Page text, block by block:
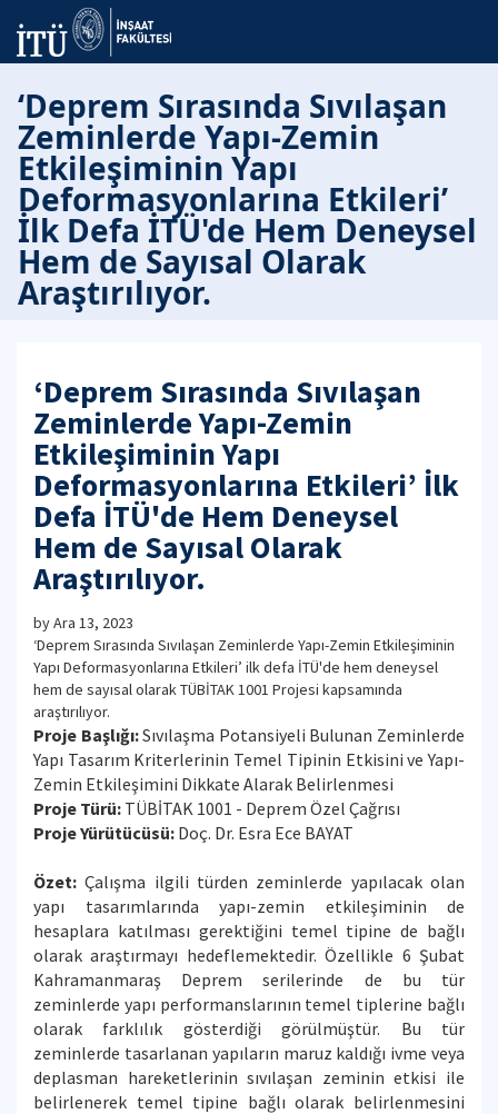
‘Deprem Sırasında Sıvılaşan
Zeminlerde Yapı-Zemin
Etkileşiminin Yapı
Deformasyonlarına Etkileri’
İlk Defa İTÜ'de Hem Deneysel
Hem de Sayısal Olarak
Araştırılıyor.
‘Deprem Sırasında Sıvılaşan
Zeminlerde Yapı-Zemin
Etkileşiminin Yapı
Deformasyonlarına Etkileri’ İlk
Defa İTÜ'de Hem Deneysel
Hem de Sayısal Olarak
Araştırılıyor.
byAra 13, 2023
‘Deprem Sırasında Sıvılaşan Zeminlerde Yapı-Zemin Etkileşiminin
Yapı Deformasyonlarına Etkileri’ ilk defa İTÜ'de hem deneysel
hem de sayısal olarak TÜBİTAK 1001 Projesi kapsamında
araştırılıyor.
Proje Başlığı:Sıvılaşma Potansiyeli Bulunan Zeminlerde
Yapı Tasarım Kriterlerinin Temel Tipinin Etkisini ve Yapı-
Zemin Etkileşimini Dikkate Alarak Belirlenmesi
Proje Türü: TÜBİTAK 1001 - Deprem Özel Çağrısı
Proje Yürütücüsü: Doç. Dr. Esra Ece BAYAT
Özet: Çalışma ilgili türden zeminlerde yapılacak olan
yapı tasarımlarında yapı-zemin etkileşiminin de
hesaplara katılması gerektiğini temel tipine de bağlı
olarak araştırmayı hedeflemektedir. Özellikle 6 Şubat
Kahramanmaraş Deprem serilerinde de bu tür
zeminlerde yapı performanslarının temel tiplerine bağlı
olarak farklılık gösterdiği görülmüştür. Bu tür
zeminlerde tasarlanan yapıların maruz kaldığı ivme veya
deplasman hareketlerinin sıvılaşan zeminin etkisi ile
belirlenerek temel tipine bağlı olarak belirlenmesini